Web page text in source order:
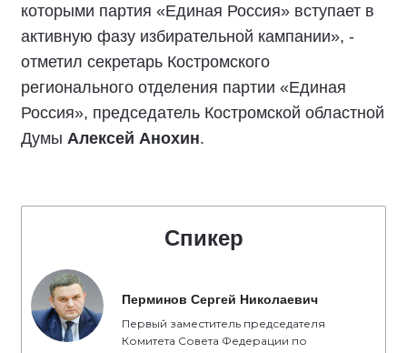
которыми партия «Единая Россия» вступает в
активную фазу избирательной кампании», -
отметил секретарь Костромского
регионального отделения партии «Единая
Россия», председатель Костромской областной
Думы Алексей Анохин.
Спикер
Перминов Сергей Николаевич
Первый заместитель председателя
Комитета Совета Федерации по